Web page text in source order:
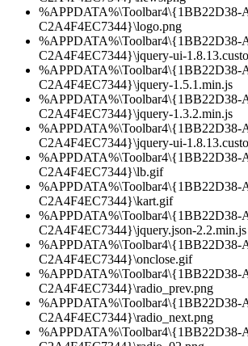
%APPDATA%\Toolbar4\{1BB22D38-
C2A4F4EC7344}\logo.png
%APPDATA%\Toolbar4\{1BB22D38-
C2A4F4EC7344}\jquery-ui-
%APPDATA%\Toolbar4\{1BB22D38-
C2A4F4EC7344}\jquery-1.5.1.min.js
%APPDATA%\Toolbar4\{1BB22D38-
C2A4F4EC7344}\jquery-1.3.2.min.js
%APPDATA%\Toolbar4\{1BB22D38-
C2A4F4EC7344}\jquery-ui-
%APPDATA%\Toolbar4\{1BB22D38-
C2A4F4EC7344}\lb.gif
%APPDATA%\Toolbar4\{1BB22D38-
C2A4F4EC7344}\kart.gif
%APPDATA%\Toolbar4\{1BB22D38-
C2A4F4EC7344}\jquery.json-2.2.min.js
%APPDATA%\Toolbar4\{1BB22D38-
C2A4F4EC7344}\onclose.gif
%APPDATA%\Toolbar4\{1BB22D38-
C2A4F4EC7344}\radio_prev.png
%APPDATA%\Toolbar4\{1BB22D38-
C2A4F4EC7344}\radio_next.png
%APPDATA%\Toolbar4\{1BB22D38-